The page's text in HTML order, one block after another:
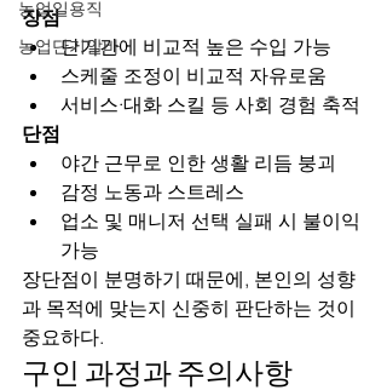
농업일용직
농업단기알바
장점
단기간에 비교적 높은 수입 가능
스케줄 조정이 비교적 자유로움
서비스·대화 스킬 등 사회 경험 축적
단점
야간 근무로 인한 생활 리듬 붕괴
감정 노동과 스트레스
업소 및 매니저 선택 실패 시 불이익
가능
장단점이 분명하기 때문에, 본인의 성향
과 목적에 맞는지 신중히 판단하는 것이
중요하다.
구인 과정과 주의사항